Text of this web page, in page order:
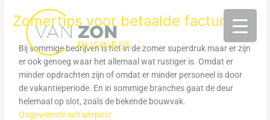
naar
inhoud
Zomertips voor betaalde facturen
Bij sommige bedrijven is het in de zomer superdruk maar er zijn
er ook genoeg waar het allemaal wat rustiger is. Omdat er
minder opdrachten zijn of omdat er minder personeel is door
de vakantieperiode. En in sommige branches gaat de deur
helemaal op slot, zoals de bekende bouwvak.
Ongewenste schadepost